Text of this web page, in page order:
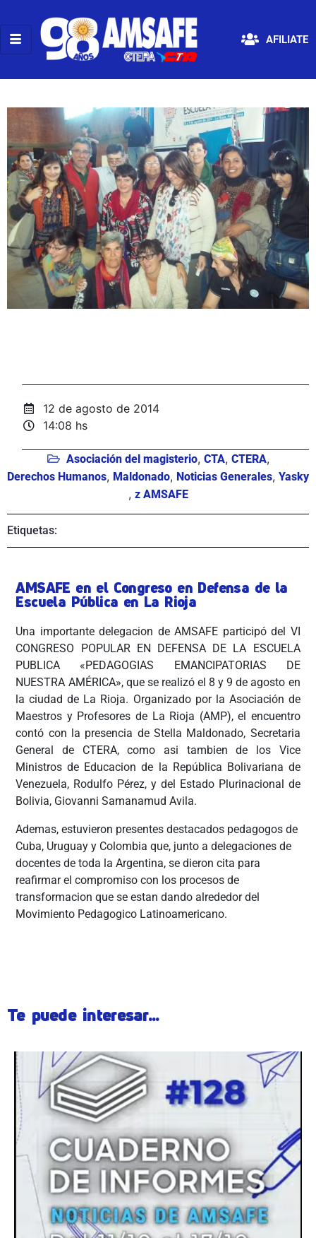
AFILIATE
12 de agosto de 2014
14:08 hs
Asociación del magisterio, CTA, CTERA,
Derechos Humanos, Maldonado, Noticias Generales, Yasky
, z AMSAFE
Etiquetas:
AMSAFE en el Congreso en Defensa de la
Escuela Pública en La Rioja
Una importante delegacion de AMSAFE participó del VI
CONGRESO POPULAR EN DEFENSA DE LA ESCUELA
PUBLICA «PEDAGOGIAS EMANCIPATORIAS DE
NUESTRA AMÉRICA», que se realizó el 8 y 9 de agosto en
la ciudad de La Rioja. Organizado por la Asociación de
Maestros y Profesores de La Rioja (AMP), el encuentro
contó con la presencia de Stella Maldonado, Secretaria
General de CTERA, como asi tambien de los Vice
Ministros de Educacion de la República Bolivariana de
Venezuela, Rodulfo Pérez, y del Estado Plurinacional de
Bolivia, Giovanni Samanamud Avila.
Ademas, estuvieron presentes destacados pedagogos de
Cuba, Uruguay y Colombia que, junto a delegaciones de
docentes de toda la Argentina, se dieron cita para
reafirmar el compromiso con los procesos de
transformacion que se estan dando alrededor del
Movimiento Pedagogico Latinoamericano.
Te puede interesar...